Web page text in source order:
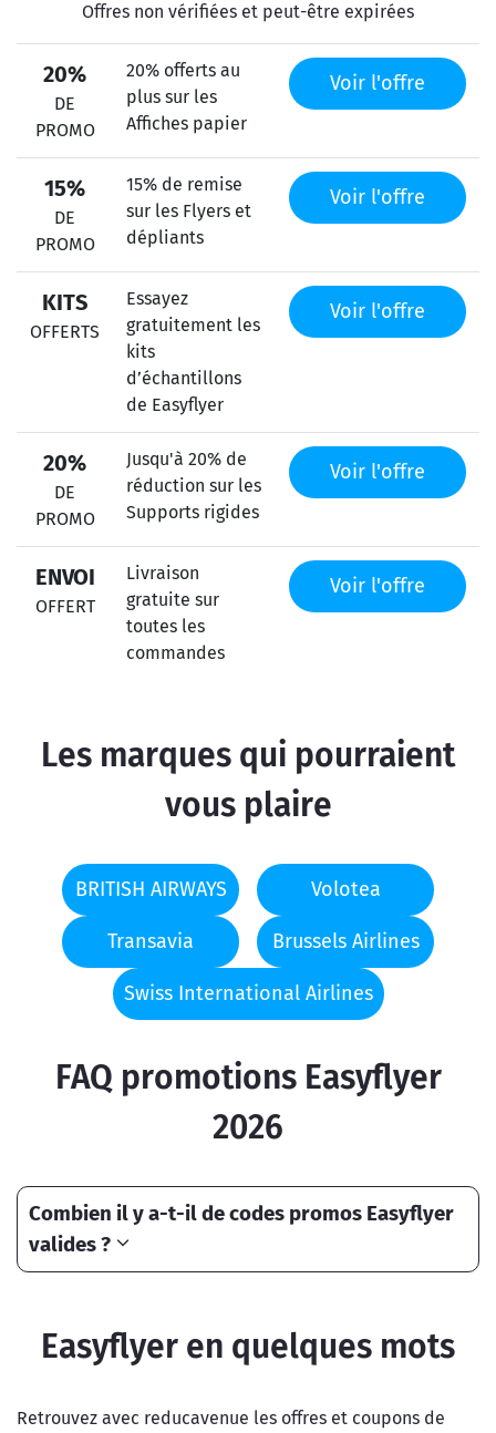
Offres non vérifiées et peut-être expirées
20%
DE
PROMO
20% offerts au
plus sur les
Affiches papier
Voir l'offre
15%
DE
PROMO
15% de remise
sur les Flyers et
dépliants
Voir l'offre
KITS
OFFERTS
Essayez
gratuitement les
kits
d’échantillons
de Easyflyer
Voir l'offre
20%
DE
PROMO
Jusqu'à 20% de
réduction sur les
Supports rigides
Voir l'offre
ENVOI
OFFERT
Livraison
gratuite sur
toutes les
commandes
Voir l'offre
Les marques qui pourraient
vous plaire
BRITISH AIRWAYS Volotea
Transavia Brussels Airlines
Swiss International Airlines
FAQ promotions Easyflyer
2026
Combien il y a-t-il de codes promos Easyflyer
valides ?
Easyflyer en quelques mots
Retrouvez avec reducavenue les offres et coupons de